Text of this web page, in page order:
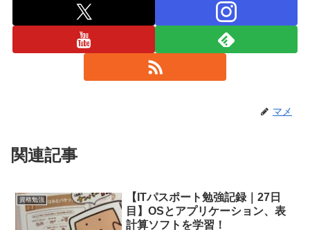
マメ
関連記事
資格勉強
【ITパスポート勉強記録｜27日
目】OSとアプリケーション、表
計算ソフトを学習！